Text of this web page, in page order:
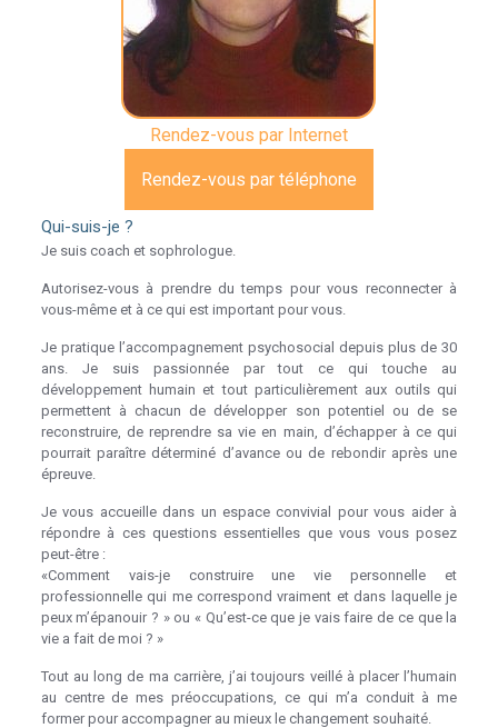
Qui-suis-je ?
Je suis coach et sophrologue.Coach – Sophrologue à Mons
Autorisez-vous à prendre du temps pour vous reconnecter à
vous-même et à ce qui est important pour vous.
Je pratique l’accompagnement psychosocial depuis plus de 30
ans. Je suis passionnée par tout ce qui touche au
développement humain et tout particulièrement aux outils qui
permettent à chacun de développer son potentiel ou de se
reconstruire, de reprendre sa vie en main, d’échapper à ce qui
pourrait paraître déterminé d’avance ou de rebondir après une
épreuve.
Je vous accueille dans un espace convivial pour vous aider à
répondre à ces questions essentielles que vous vous posez
peut-être :
«Comment vais-je construire une vie personnelle et
professionnelle qui me correspond vraiment et dans laquelle je
peux m’épanouir ? » ou « Qu’est-ce que je vais faire de ce que la
vie a fait de moi ? »Psychologue Mons
Tout au long de ma carrière, j’ai toujours veillé à placer l’humain
au centre de mes préoccupations, ce qui m’a conduit à me
former pour accompagner au mieux le changement souhaité.
Rendez-vous par Internet
Rendez-vous par téléphone